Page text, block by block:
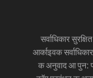
सर्वाधिकार
आर्काइवक
क अनुवाद आ पुन: